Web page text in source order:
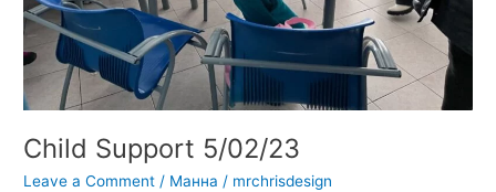
Child Support 5/02/23
Leave a Comment / Манна / mrchrisdesign